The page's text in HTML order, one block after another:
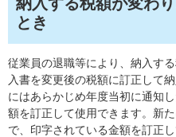
とき
従業員の退職等により、納入す
入書を変更後の税額に訂正して
にはあらかじめ年度当初に通知
額を訂正して使用できます。新
で、印字されている金額を訂正